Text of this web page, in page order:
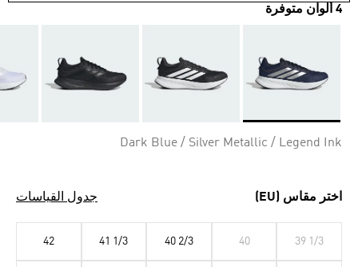
4 ألوان متوفرة
Dark Blue / Silver Metallic / Legend Ink
اختر مقاس (EU) جدول القياسات
39 1/3
40
40 2/3
41 1/3
42